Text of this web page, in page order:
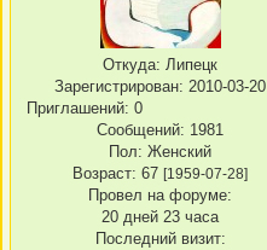
Откуда: Липецк
Зарегистрирован: 2010-03-20
Приглашений: 0
Сообщений: 1981
Пол: Женский
Возраст: 67 [1959-07-28]
Провел на форуме:
20 дней 23 часа
Последний визит: